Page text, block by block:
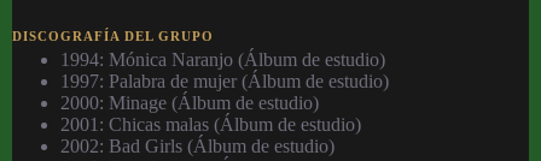
DISCOGRAFÍA DEL GRUPO
1994: Mónica Naranjo (Álbum de estudio)
1997: Palabra de mujer (Álbum de estudio)
2000: Minage (Álbum de estudio)
2001: Chicas malas (Álbum de estudio)
2002: Bad Girls (Álbum de estudio)